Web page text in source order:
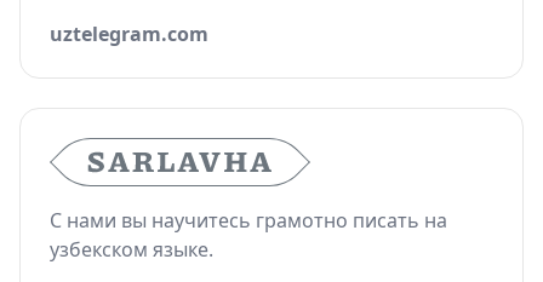
uztelegram.com
С нами вы научитесь грамотно писать на
узбекском языке.